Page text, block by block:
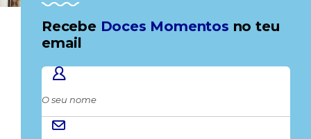
Recebe Doces Momentos no teu
email